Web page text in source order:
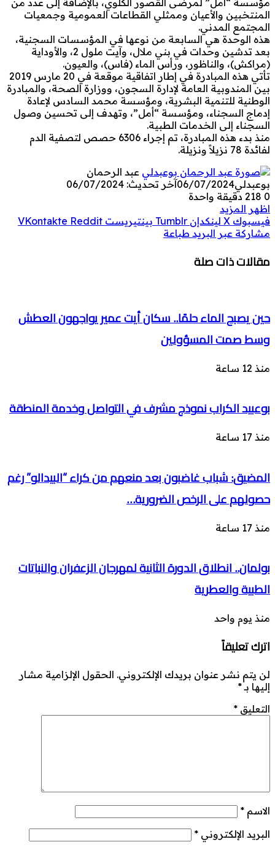
المنتخبين والأعيان وممثلي القطاعات العمومية وجمعيات
المجتمع المدني.
هذه الوحدة هي السابعة من نوعها في المؤسسات السجنية،
بعد تدشين وحدات في بني ملال، وآيت ملول 2، والأوداية
(مراكش)، والناظور، ورأس الماء (فاس)، والعيون.
تأتي هذه المبادرة في إطار اتفاقية موقعة في 20 مارس 2019
بين المندوبية العامة لإدارة السجون، ووزارة الصحة، والمبادرة
الوطنية للتنمية البشرية، ومؤسسة محمد السادس لإعادة
إدماج السجناء، ومؤسسة “أمل”، وتهدف إلى تحسين وصول
السجناء إلى الخدمات الطبية.
منذ بدء هذه المبادرة، تم إجراء 6306 حصص لتصفية الدم
لفائدة 78 نزيلاً ونزيلة.
عبد الرحمان
بوعبدلي06/07/2024آخر تحديث: 06/07/2024
0
دقيقة واحدة
اظهر المزيد
فيسبوك ‫X لينكدإن بينتيريست
مشاركة عبر البريد طباعة
مقالات ذات صلة
حين يصبح الماء حلمًا.. سكان أيت عمير يواجهون العطش
وسط صمت المسؤولين
منذ 12 ساعة
بوعبيد الكراب نموذج مشرف في التواصل وخدمة المنطقة
منذ 17 ساعة
المضيق: شباب غاضبون بعد منعهم من كراء “البيدالو” رغم
حصولهم على الرخص الضرورية…
منذ 17 ساعة
بولمان.. انطلاق الدورة الثانية لمهرجان الزعفران والنباتات
الطبية والعطرية
منذ يوم واحد
اترك تعليقاً
لن يتم نشر عنوان بريدك الإلكتروني. الحقول الإلزامية مشار
إليها بـ*
التعليق *
الاسم *
البريد الإلكتروني *